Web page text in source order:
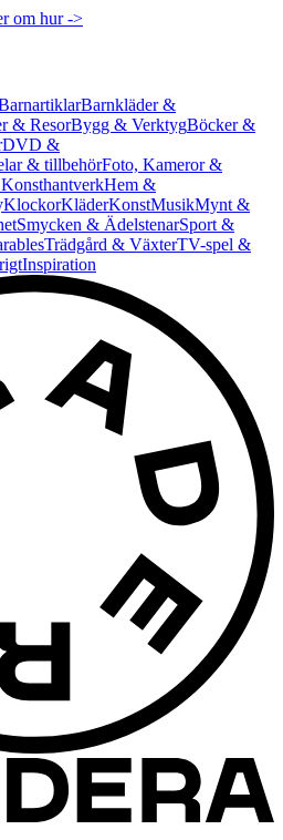
om hur ->
Barnkläder &
& ResorBygg & VerktygBöcker &
DVD &
& tillbehörFoto, Kameror &
Hem &
KlockorKläderKonstMusikMynt &
Smycken & ÄdelstenarSport &
Trädgård & VäxterTV-spel &
Inspiration